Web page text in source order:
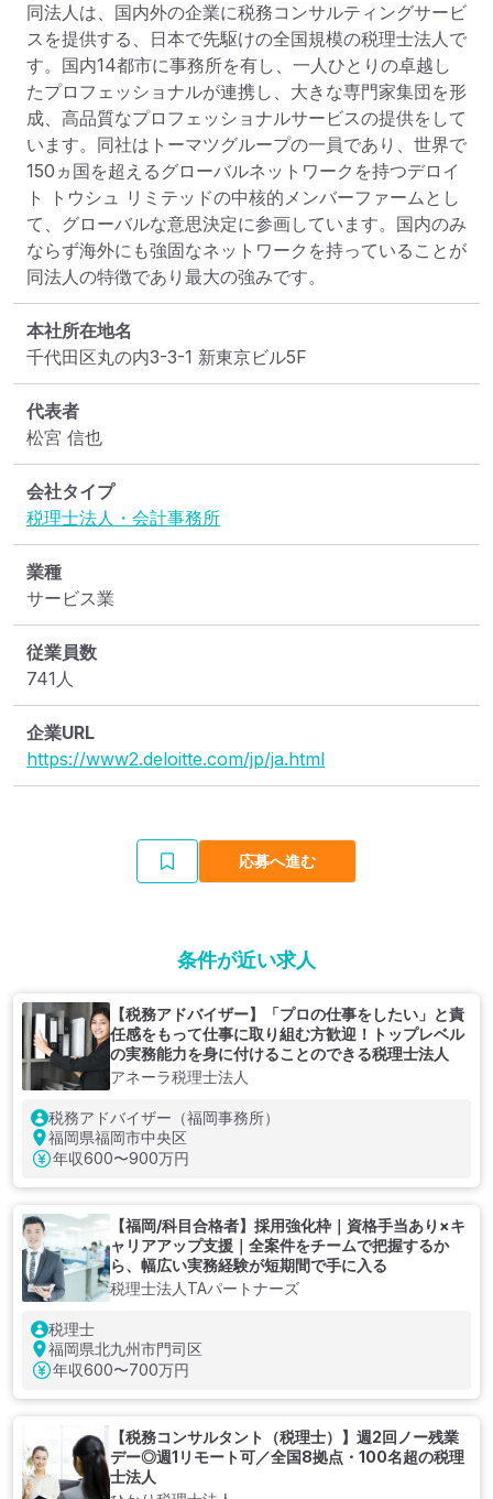
同法人は、国内外の企業に税務コンサルティングサービ
スを提供する、日本で先駆けの全国規模の税理士法人で
す。国内14都市に事務所を有し、一人ひとりの卓越し
たプロフェッショナルが連携し、大きな専門家集団を形
成、高品質なプロフェッショナルサービスの提供をして
います。同社はトーマツグループの一員であり、世界で
150ヵ国を超えるグローバルネットワークを持つデロイ
ト トウシュ リミテッドの中核的メンバーファームとし
て、グローバルな意思決定に参画しています。国内のみ
ならず海外にも強固なネットワークを持っていることが
同法人の特徴であり最大の強みです。
本社所在地名
千代田区丸の内3-3-1 新東京ビル5F
代表者
松宮 信也
会社タイプ
税理士法人・会計事務所
業種
サービス業
従業員数
741人
企業URL
https://www2.deloitte.com/jp/ja.html
応募へ進む
条件が近い求人
【税務アドバイザー】「プロの仕事をしたい」と責
任感をもって仕事に取り組む方歓迎！トップレベル
の実務能力を身に付けることのできる税理士法人
アネーラ税理士法人
税務アドバイザー（福岡事務所）
福岡県福岡市中央区
年収600〜900万円
【福岡/科目合格者】採用強化枠｜資格手当あり×キ
ャリアアップ支援｜全案件をチームで把握するか
ら、幅広い実務経験が短期間で手に入る
税理士法人TAパートナーズ
税理士
福岡県北九州市門司区
年収600〜700万円
【税務コンサルタント（税理士）】週2回ノー残業
デー◎週1リモート可／全国8拠点・100名超の税理
士法人